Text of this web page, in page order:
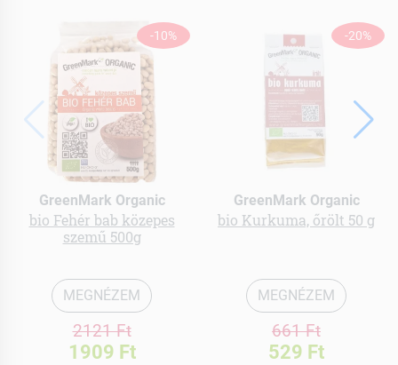
-10%
GreenMark Organic
bio Fehér bab közepes
szemű 500g
MEGNÉZEM
2121 Ft
1909 Ft
-20%
GreenMark Organic
bio Kurkuma, őrölt 50 g
MEGNÉZEM
661 Ft
529 Ft